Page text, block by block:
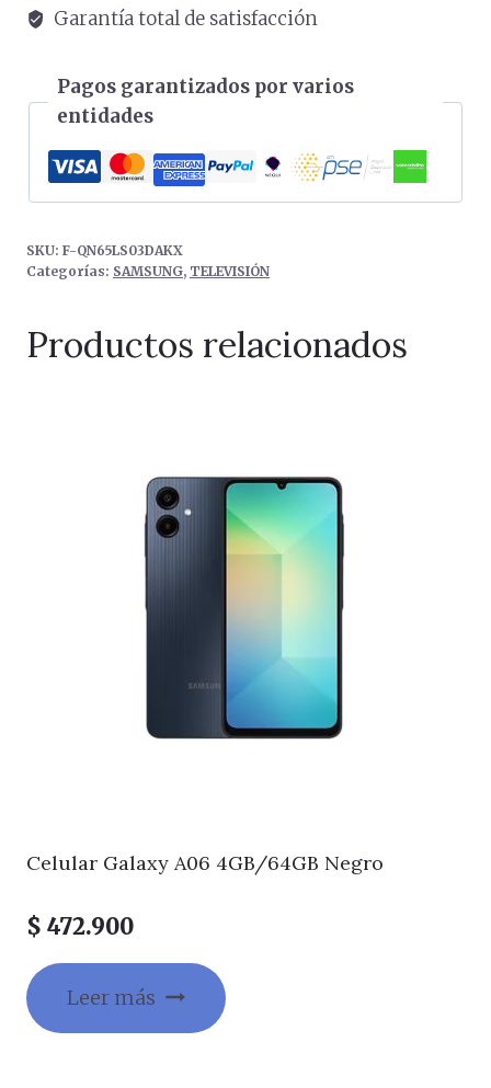
Garantía total de satisfacción
Pagos garantizados por varios
entidades
SKU: F-QN65LS03DAKX
Categorías: SAMSUNG, TELEVISIÓN
Productos relacionados
Celular Galaxy A06 4GB/64GB Negro
$ 472.900
Leer más